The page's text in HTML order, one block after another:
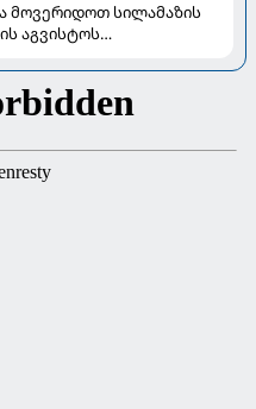
მოვერიდოთ სილამაზის
აგვისტოს